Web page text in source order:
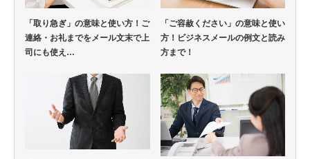
「取り急ぎ」の意味と使い方！ご
連絡・お礼までをメール文末で上
司にも使え…
「ご容赦ください」の意味と使い
方！ビジネスメールの例文と読み
方まで！